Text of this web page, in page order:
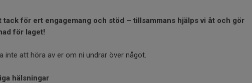
tack för ert engagemang och stöd – tillsammans hjälps vi åt och gör
för laget!
inte att höra av er om ni undrar över något.
hälsningar